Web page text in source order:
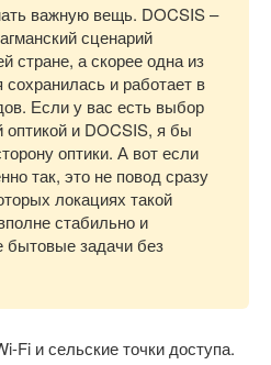
важную вещь. DOCSIS –
сценарий
стране, а скорее одна из
сохранилась и работает в
Если у вас есть выбор
и DOCSIS, я бы
оптики. А вот если
так, это не повод сразу
локациях такой
стабильно и
задачи без
Fi и сельские точки доступа.